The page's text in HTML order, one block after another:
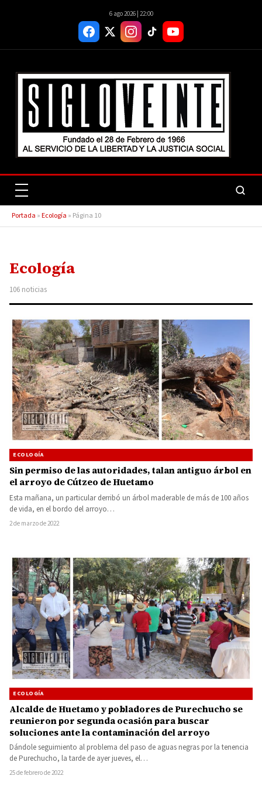
6 ago 2026 | 22:00
Portada »Ecología » Página 10
Ecología
106 noticias
ECOLOGÍA
Sin permiso de las autoridades, talan antiguo árbol en
el arroyo de Cútzeo de Huetamo
Esta mañana, un particular derribó un árbol maderable de más de 100 años
de vida, en el bordo del arroyo…
2 de marzo de 2022
ECOLOGÍA
Alcalde de Huetamo y pobladores de Purechucho se
reunieron por segunda ocasión para buscar
soluciones ante la contaminación del arroyo
Dándole seguimiento al problema del paso de aguas negras por la tenencia
de Purechucho, la tarde de ayer jueves, el…
25 de febrero de 2022